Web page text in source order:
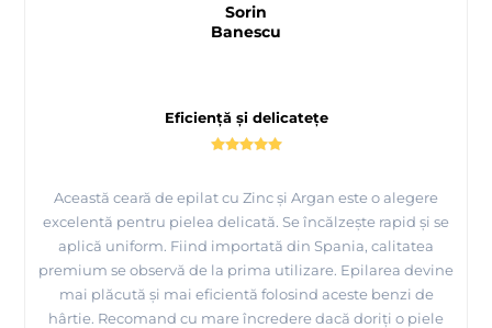
Eficiență și delicatețe
Această ceară de epilat cu Zinc și Argan este o alegere
excelentă pentru pielea delicată. Se încălzește rapid și se
aplică uniform. Fiind importată din Spania, calitatea
premium se observă de la prima utilizare. Epilarea devine
mai plăcută și mai eficientă folosind aceste benzi de
hârtie. Recomand cu mare încredere dacă doriți o piele
Sorin
Banescu